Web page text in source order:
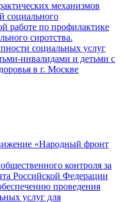
механизмов
социального
работе по профилактике
сиротства.
социальных услуг
инвалидами и детьми с
в г. Москве
«Народный фронт
контроля за
Российской Федерации
проведения
услуг для